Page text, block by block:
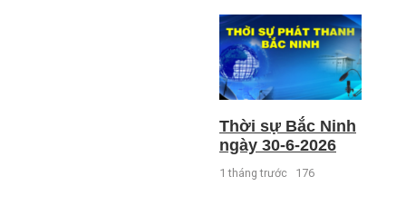
Thời sự Bắc Ninh
ngày 30-6-2026
1 tháng trước 176